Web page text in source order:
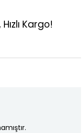
Kargo!